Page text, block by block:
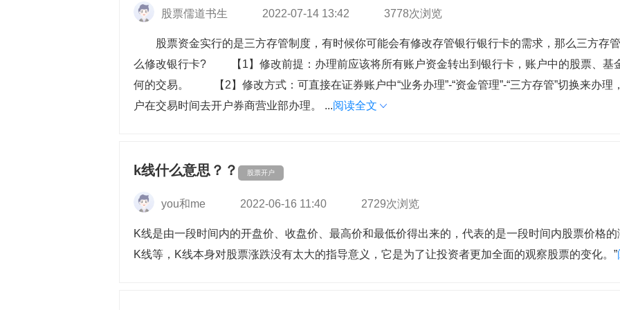
股票儒道书生 2022-07-14 13:42 3778次浏览
股票资金实行的是三方存管制度，有时候你可能会有修改存管银行银行卡的需求，那么三方
么修改银行卡? 【1】修改前提：办理前应该将所有账户资金转出到银行卡，账户中的股票、基
何的交易。 【2】修改方式：可直接在证券账户中“业务办理”-“资金管理”-“三方存管”切换来办理
户在交易时间去开户券商营业部办理。 ...阅读全文
k线什么意思？？ 股票开户
you和me 2022-06-16 11:40 2729次浏览
K线是由一段时间内的开盘价、收盘价、最高价和最低价得出来的，代表的是一段时间内股票价格
K线等，K线本身对股票涨跌没有太大的指导意义，它是为了让投资者更加全面的观察股票的变化。”